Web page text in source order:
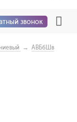
звонок
→ АВБбШв